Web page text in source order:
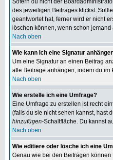
Sofern du nicht der
des jeweiligen Beitrages klickst.
geantwortet hat, ferner wird er nicht
löschen können, wenn schon
Nach oben
Wie kann ich eine Signatur
Um eine Signatur an einen Beitrag
alle Beiträge anhängen, indem du im
Nach oben
Wie erstelle ich eine Umfrage?
Eine Umfrage zu erstellen ist recht
(falls du sie nicht sehen kannst, hast
hinzufügen-Schaltfläche. Du kannst
Nach oben
Wie editiere oder lösche ich eine
Genau wie bei den Beiträgen